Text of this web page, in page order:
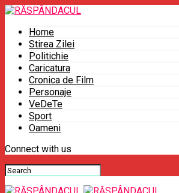
Home
Stirea Zilei
Politichie
Caricatura
Cronica de Film
Personaje
VeDeTe
Sport
Oameni
Connect with us